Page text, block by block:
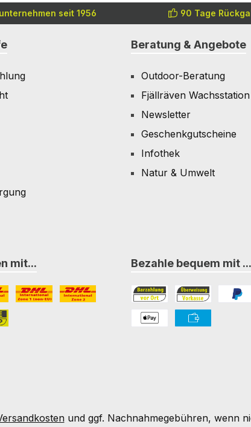
seit 1956 90 Tage
Beratung & Angebote
Outdoor-Beratung
Fjällräven Wachsstation
Newsletter
Geschenkgutscheine
Infothek
Natur & Umwelt
mit...
International Zone 1
DHL Paket International Zone 1 (non-EU)
DHL Paket International Zone 2
Bezahle bequem mit ...
Bezahlung in der Filiale
Vorkasse
und ggf. Nachnahmegebühren, wenn